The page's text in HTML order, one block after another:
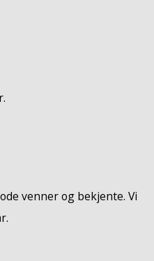
venner og bekjente. Vi